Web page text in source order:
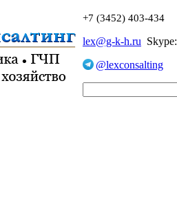
+7 (3452) 403-434
lex@g-k-h.ru Skype:
@lexconsalting